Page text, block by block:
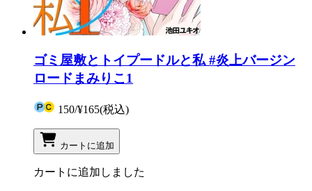
ゴミ屋敷とトイプードルと私 #炎上バージン
ロードまみりこ1
150/¥165(税込)
カートに追加
カートに追加しました